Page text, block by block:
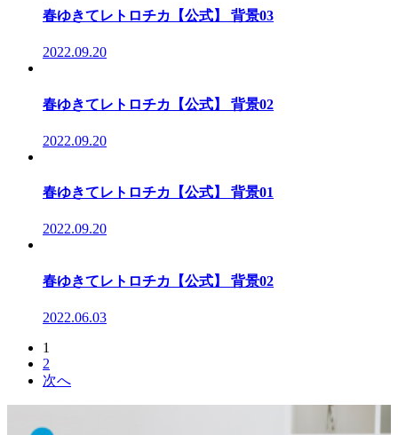
春ゆきてレトロチカ【公式】 背景03
2022.09.20
春ゆきてレトロチカ【公式】 背景02
2022.09.20
春ゆきてレトロチカ【公式】 背景01
2022.09.20
春ゆきてレトロチカ【公式】 背景02
2022.06.03
1
2
次へ